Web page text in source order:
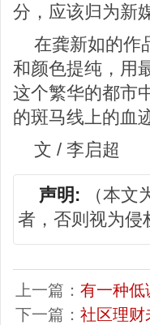
分，应该归为新
在龚新如的作
和颜色提纯，用
这个繁华的都市
的斑马线上的血
文 / 李启超
声明:
（本
者，否则视为侵
上一篇： 有一种低
下一篇： 社区理财